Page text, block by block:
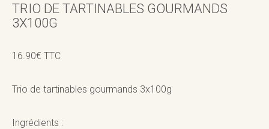
TRIO DE TARTINABLES GOURMANDS
3X100G
16.90€ TTC
Trio de tartinables gourmands 3x100g
Ingrédients :